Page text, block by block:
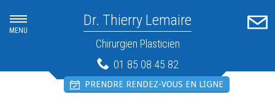
Dr. Thierry Lemaire
Chirurgien Plasticien
01 85 08 45 82
PRENDRE RENDEZ-VOUS EN LIGNE
MENU